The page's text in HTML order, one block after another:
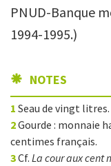
PNUD-Banque
1994-1995.)
NOTES
1 Seau de vingt litres.
2Gourde : monnaie
centimes français.
3Cf. La cour aux cent